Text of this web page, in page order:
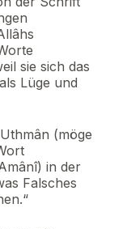
sie sich das
Lüge und
(möge
in der
Falsches